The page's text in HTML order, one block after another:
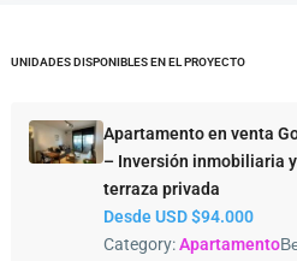
UNIDADES DISPONIBLES EN EL PROYECTO
Apartamento en venta
– Inversión inmobiliaria
terraza privada
Desde USD$94.000
Category:Apartamento